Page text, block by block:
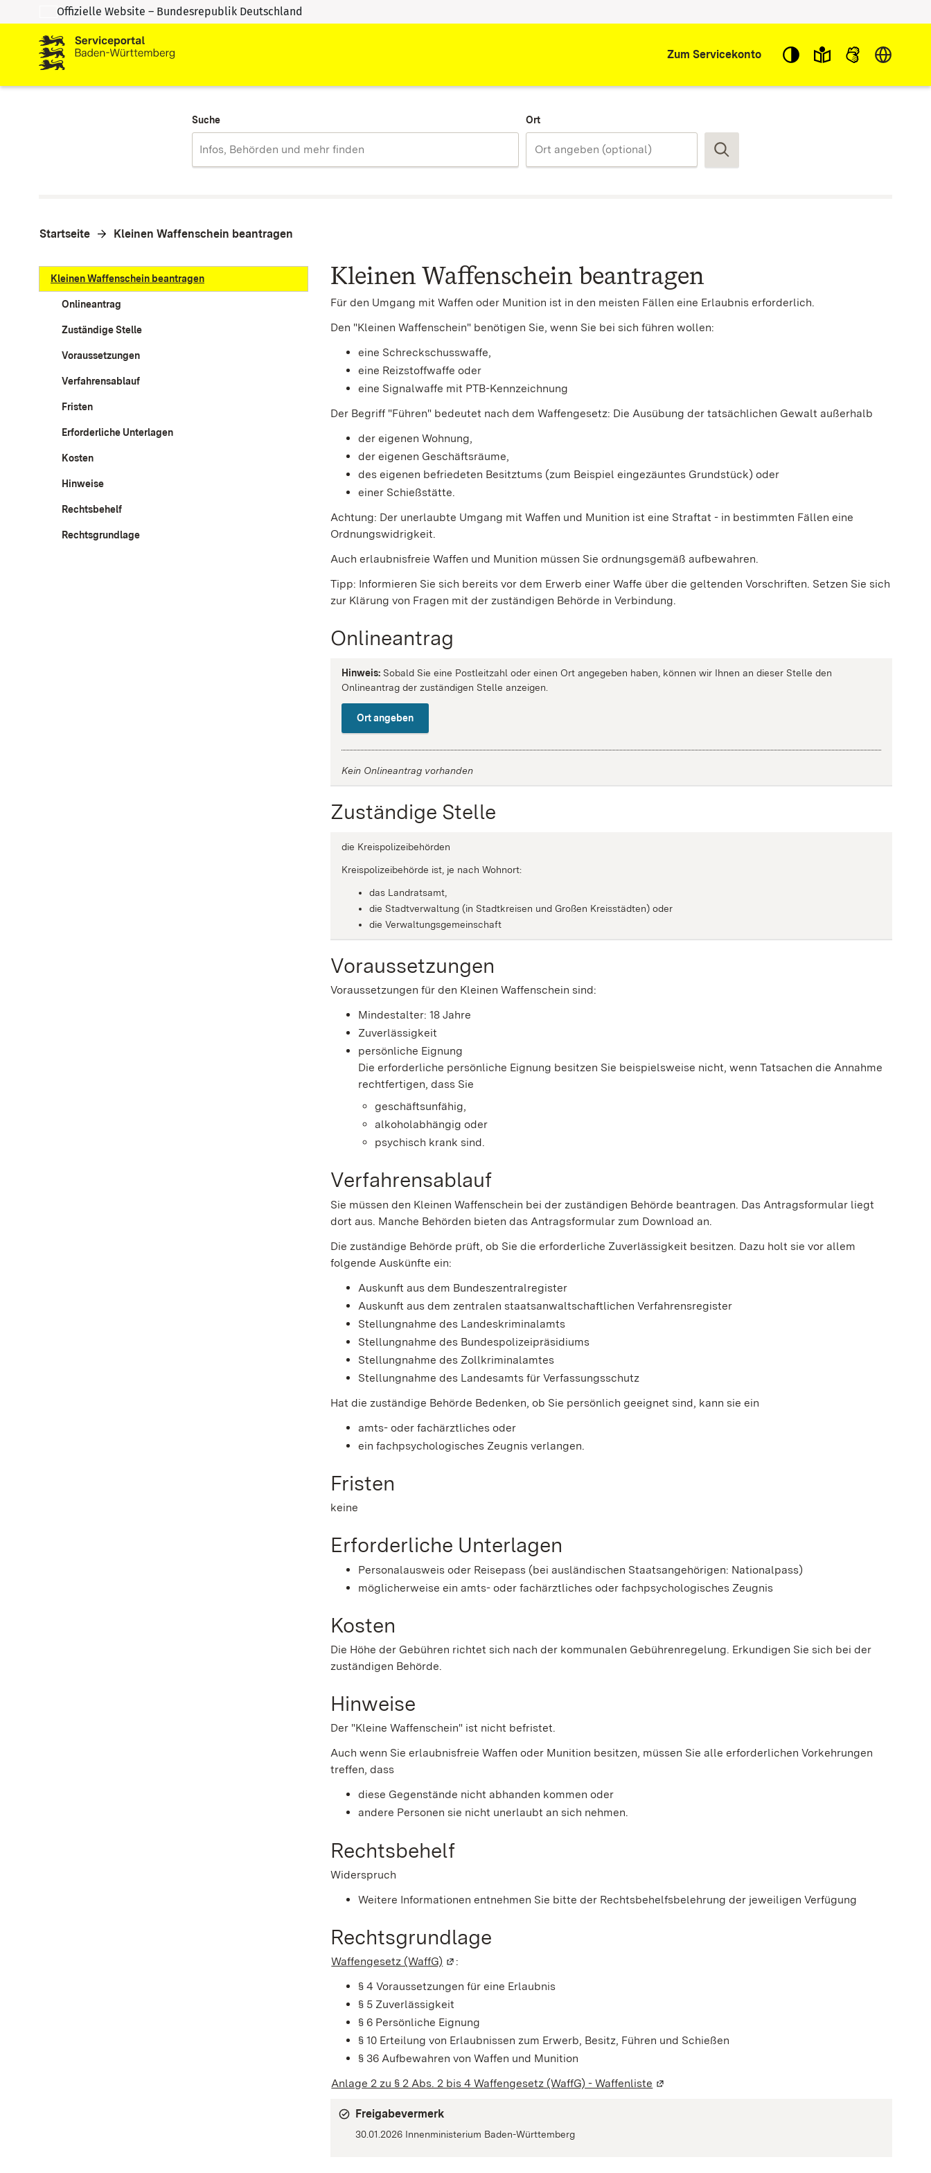
Zum Inhalt springen
Zur Suche springen
Offizielle Website – Bundesrepublik Deutschland
Zum Servicekonto Sprache
Suche Ort
Suchen
Startseite Kleinen Waffenschein beantragen
Kleinen Waffenschein beantragen
Onlineantrag
Zuständige Stelle
Voraussetzungen
Verfahrensablauf
Fristen
Erforderliche Unterlagen
Kosten
Hinweise
Rechtsbehelf
Rechtsgrundlage
Kleinen Waffenschein beantragen
Für den Umgang mit Waffen oder Munition ist in den meisten Fällen eine Erlaubnis erforderlich.
Den "Kleinen Waffenschein" benötigen Sie, wenn Sie bei sich führen wollen:
eine Schreckschusswaffe,
eine Reizstoffwaffe oder
eine Signalwaffe mit PTB-Kennzeichnung
Der Begriff "Führen" bedeutet nach dem Waffengesetz: Die Ausübung der tatsächlichen Gewalt außerhalb
der eigenen Wohnung,
der eigenen Geschäftsräume,
des eigenen befriedeten Besitztums (zum Beispiel eingezäuntes Grundstück) oder
einer Schießstätte.
Achtung: Der unerlaubte Umgang mit Waffen und Munition ist eine Straftat - in bestimmten Fällen eine
Ordnungswidrigkeit.
Auch erlaubnisfreie Waffen und Munition müssen Sie ordnungsgemäß aufbewahren.
Tipp: Informieren Sie sich bereits vor dem Erwerb einer Waffe über die geltenden Vorschriften. Setzen Sie sich
zur Klärung von Fragen mit der zuständigen Behörde in Verbindung.
Onlineantrag
Hinweis: Sobald Sie eine Postleitzahl oder einen Ort angegeben haben, können wir Ihnen an dieser Stelle den
Onlineantrag der zuständigen Stelle anzeigen.
Ort angeben
Kein Onlineantrag vorhanden
Zuständige Stelle
die Kreispolizeibehörden
Kreispolizeibehörde ist, je nach Wohnort:
das Landratsamt,
die Stadtverwaltung (in Stadtkreisen und Großen Kreisstädten) oder
die Verwaltungsgemeinschaft
Voraussetzungen
Voraussetzungen für den Kleinen Waffenschein sind:
Mindestalter: 18 Jahre
Zuverlässigkeit
persönliche Eignung
Die erforderliche persönliche Eignung besitzen Sie beispielsweise nicht, wenn Tatsachen die Annahme
rechtfertigen, dass Sie
geschäftsunfähig,
alkoholabhängig oder
psychisch krank sind.
Verfahrensablauf
Sie müssen den Kleinen Waffenschein bei der zuständigen Behörde beantragen. Das Antragsformular liegt
dort aus. Manche Behörden bieten das Antragsformular zum Download an.
Die zuständige Behörde prüft, ob Sie die erforderliche Zuverlässigkeit besitzen. Dazu holt sie vor allem
folgende Auskünfte ein:
Auskunft aus dem Bundeszentralregister
Auskunft aus dem zentralen staatsanwaltschaftlichen Verfahrensregister
Stellungnahme des Landeskriminalamts
Stellungnahme des Bundespolizeipräsidiums
Stellungnahme des Zollkriminalamtes
Stellungnahme des Landesamts für Verfassungsschutz
Hat die zuständige Behörde Bedenken, ob Sie persönlich geeignet sind, kann sie ein
amts- oder fachärztliches oder
ein fachpsychologisches Zeugnis verlangen.
Fristen
keine
Erforderliche Unterlagen
Personalausweis oder Reisepass (bei ausländischen Staatsangehörigen: Nationalpass)
möglicherweise ein amts- oder fachärztliches oder fachpsychologisches Zeugnis
Kosten
Die Höhe der Gebühren richtet sich nach der kommunalen Gebührenregelung. Erkundigen Sie sich bei der
zuständigen Behörde.
Hinweise
Der "Kleine Waffenschein" ist nicht befristet.
Auch wenn Sie erlaubnisfreie Waffen oder Munition besitzen, müssen Sie alle erforderlichen Vorkehrungen
treffen, dass
diese Gegenstände nicht abhanden kommen oder
andere Personen sie nicht unerlaubt an sich nehmen.
Rechtsbehelf
Widerspruch
Weitere Informationen entnehmen Sie bitte der Rechtsbehelfsbelehrung der jeweiligen Verfügung
Rechtsgrundlage
Waffengesetz (WaffG) (Wird in einem neuen Fenster geöffnet)
:
§ 4 Voraussetzungen für eine Erlaubnis
§ 5 Zuverlässigkeit
§ 6 Persönliche Eignung
§ 10 Erteilung von Erlaubnissen zum Erwerb, Besitz, Führen und Schießen
§ 36 Aufbewahren von Waffen und Munition
Anlage 2 zu § 2 Abs. 2 bis 4 Waffengesetz (WaffG) - Waffenliste (Wird in einem neuen Fenster geöffnet)
Freigabevermerk
30.01.2026 Innenministerium Baden-Württemberg